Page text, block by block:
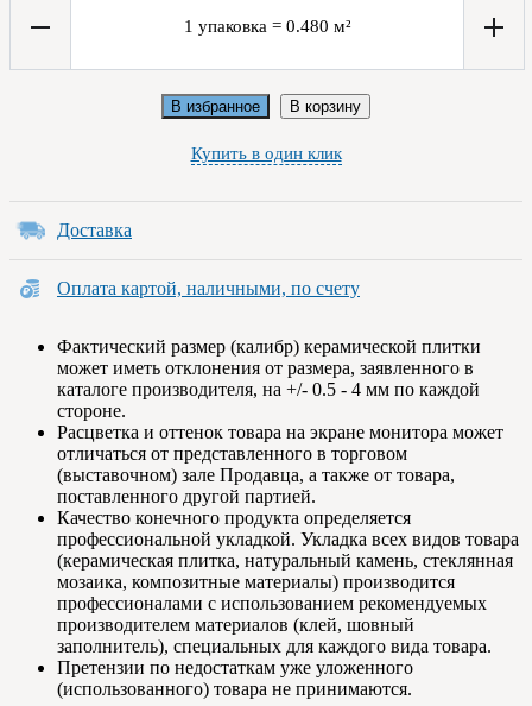
1 упаковка = 0.480 м²
В избранное В корзину
Купить в один клик
Доставка
Оплата картой, наличными, по счету
Фактический размер (калибр) керамической плитки
может иметь отклонения от размера, заявленного в
каталоге производителя, на +/- 0.5 - 4 мм по каждой
стороне.
Расцветка и оттенок товара на экране монитора может
отличаться от представленного в торговом
(выставочном) зале Продавца, а также от товара,
поставленного другой партией.
Качество конечного продукта определяется
профессиональной укладкой. Укладка всех видов товара
(керамическая плитка, натуральный камень, стеклянная
мозаика, композитные материалы) производится
профессионалами с использованием рекомендуемых
производителем материалов (клей, шовный
заполнитель), специальных для каждого вида товара.
Претензии по недостаткам уже уложенного
(использованного) товара не принимаются.